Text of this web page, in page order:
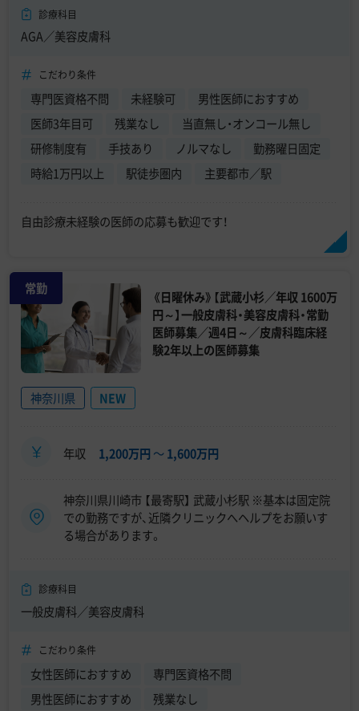
診療科目
AGA／美容皮膚科
こだわり条件
専門医資格不問 未経験可
男性医師におすすめ
医師3年目可
残業なし
当直無し・オンコール無し
研修制度有
手技あり ノルマなし
勤務曜日固定
時給1万円以上
駅徒歩圏内 主要都市／駅
自由診療未経験の医師の応募も歓迎です！
常勤
《日曜休み》【武蔵小杉／年収 1600万
円～】一般皮膚科・美容皮膚科・常勤
医師募集／週4日～／皮膚科臨床経
験2年以上の医師募集
神奈川県 NEW
年収 1,200万円 〜1,600万円
神奈川県川崎市 【最寄駅】 武蔵小杉駅 ※基本は固定院
での勤務ですが、近隣クリニックへヘルプをお願いす
る場合があります。
診療科目
一般皮膚科／美容皮膚科
こだわり条件
女性医師におすすめ
専門医資格不問
男性医師におすすめ
残業なし